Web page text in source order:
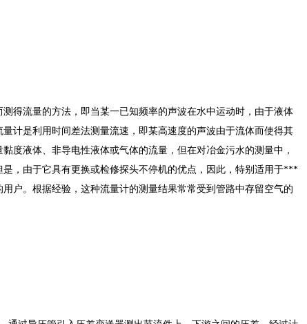
得流量的方法，即当某一已知频率的声波在水中运动时，由于液体
计是利用时间差法测量流速，即某高速度的声波由于流体而使得其
度液体、非导电性液体或气体的流量，但在对冶金污水的测量中，
，由于它具有更换或检修探头不停机的优点，因此，特别适用于***
户。根据经验，这种流量计的测量结果常常受到管路中存留空气的